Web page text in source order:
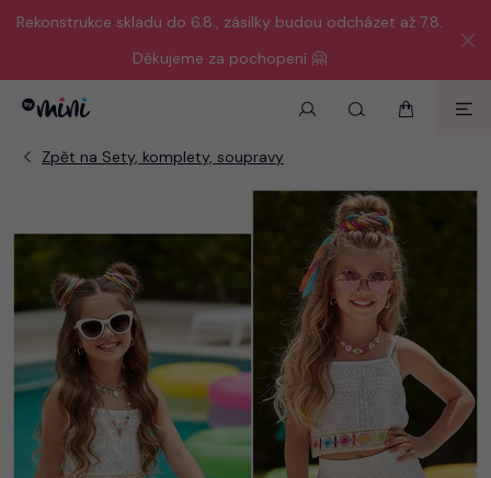
Rekonstrukce skladu do 6.8., zásilky budou odcházet až 7.8.
Děkujeme za pochopení 🤗